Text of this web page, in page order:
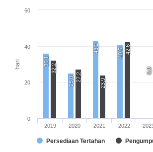
hari
36,1
25,0
43,2 40,6
0,0
32,2
27,2
23,9
42,6
0,0
Persediaan Tertahan
2019 2020 2021 2022
0
20
40
60